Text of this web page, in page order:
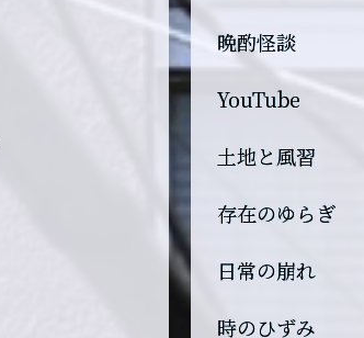
晩酌怪談
YouTube
土地と風習
存在のゆらぎ
日常の崩れ
時のひずみ